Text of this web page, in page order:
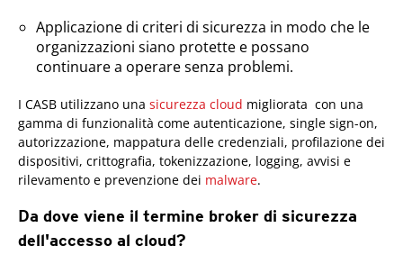
Applicazione di criteri di sicurezza in modo che le
organizzazioni siano protette e possano
continuare a operare senza problemi.
I CASB utilizzano una sicurezza cloud migliorata con una
gamma di funzionalità come autenticazione, single sign-on,
autorizzazione, mappatura delle credenziali, profilazione dei
dispositivi, crittografia, tokenizzazione, logging, avvisi e
rilevamento e prevenzione dei malware.
Da dove viene il termine broker di sicurezza
dell'accesso al cloud?